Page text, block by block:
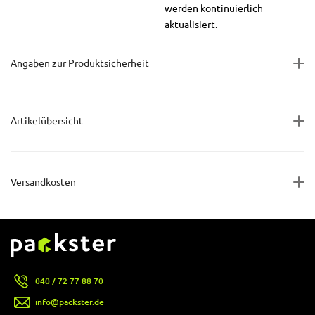
werden kontinuierlich
aktualisiert.
Angaben zur Produktsicherheit
Artikelübersicht
Versandkosten
040 / 72 77 88 70
info@packster.de